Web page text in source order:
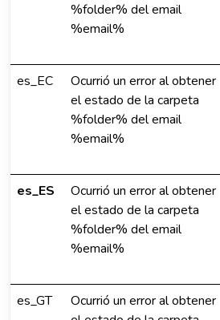
%folder% del email
%email%
es_EC
Ocurrió un error al obtener
el estado de la carpeta
%folder% del email
%email%
es_ES
Ocurrió un error al obtener
el estado de la carpeta
%folder% del email
%email%
es_GT
Ocurrió un error al obtener